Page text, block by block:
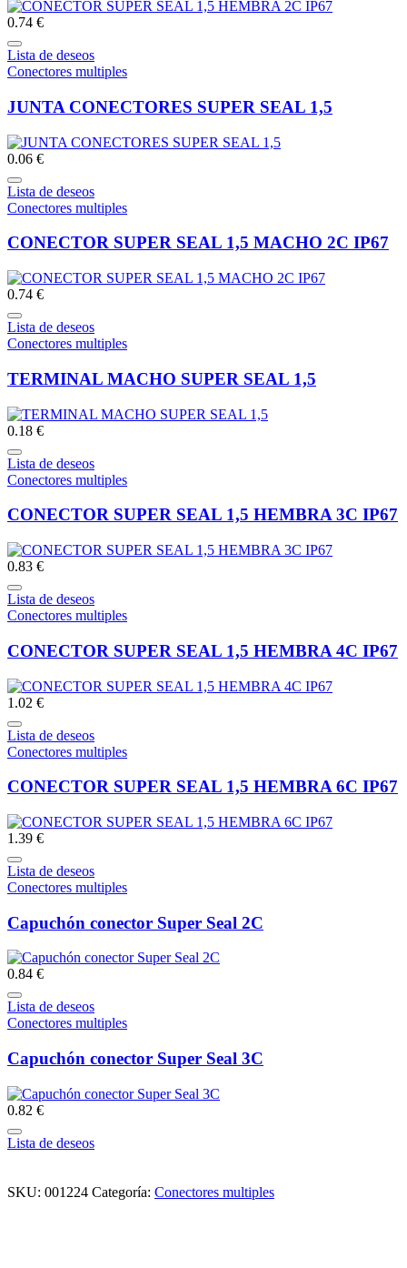
0.74 €
Lista de deseos
Conectores multiples
JUNTA CONECTORES SUPER SEAL 1,5
0.06 €
Lista de deseos
Conectores multiples
CONECTOR SUPER SEAL 1,5 MACHO 2C IP67
0.74 €
Lista de deseos
Conectores multiples
TERMINAL MACHO SUPER SEAL 1,5
0.18 €
Lista de deseos
Conectores multiples
CONECTOR SUPER SEAL 1,5 HEMBRA 3C IP67
0.83 €
Lista de deseos
Conectores multiples
CONECTOR SUPER SEAL 1,5 HEMBRA 4C IP67
1.02 €
Lista de deseos
Conectores multiples
CONECTOR SUPER SEAL 1,5 HEMBRA 6C IP67
1.39 €
Lista de deseos
Conectores multiples
Capuchón conector Super Seal 2C
0.84 €
Lista de deseos
Conectores multiples
Capuchón conector Super Seal 3C
0.82 €
Lista de deseos
SKU: 001224 Categoría: Conectores multiples